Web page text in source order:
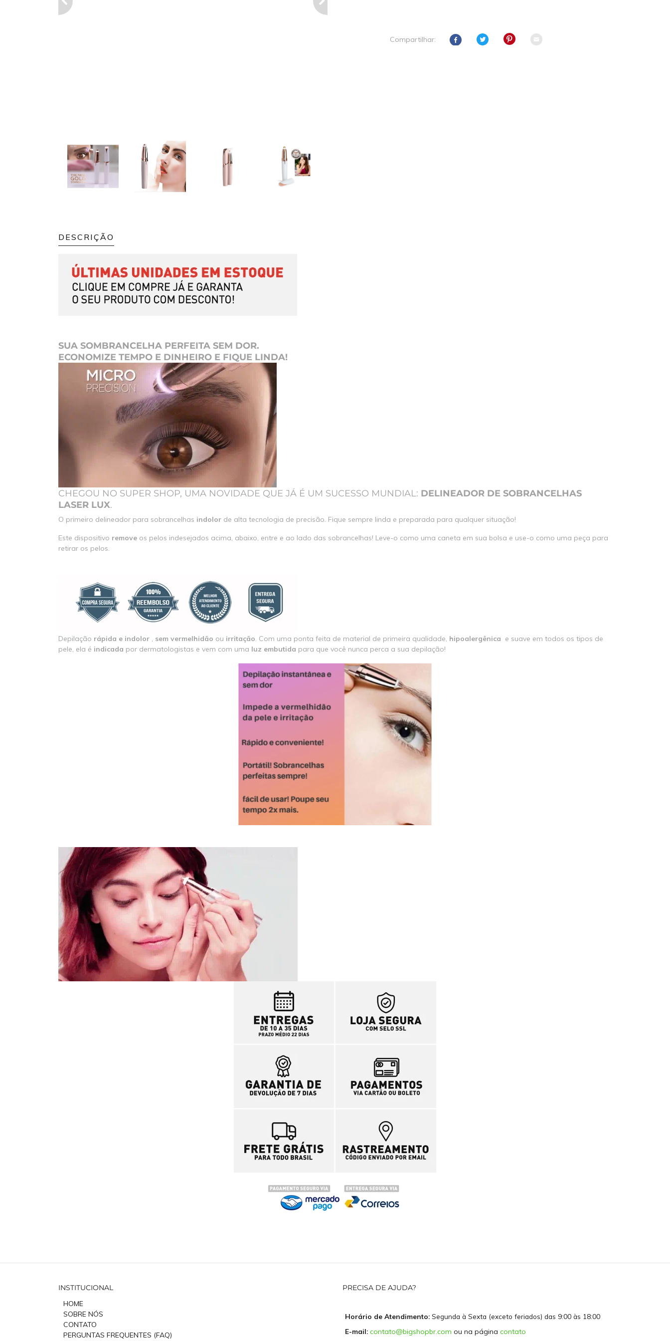
Previous Next
Compartilhar:
DESCRIÇÃO
SUA SOMBRANCELHA PERFEITA SEM DOR.
ECONOMIZE TEMPO E DINHEIRO E FIQUE LINDA!
CHEGOU NO SUPER SHOP, UMA NOVIDADE QUE JÁ É UM SUCESSO MUNDIAL: DELINEADOR DE SOBRANCELHAS
LASER LUX.
O primeiro delineador para sobrancelhas indolor de alta tecnologia de precisão. Fique sempre linda e preparada para qualquer situação!
Este dispositivo remove os pelos indesejados acima, abaixo, entre e ao lado das sobrancelhas! Leve-o como uma caneta em sua bolsa e use-o como uma peça para
retirar os pelos.
Depilação rápida e indolor , sem vermelhidão ou irritação. Com uma ponta feita de material de primeira qualidade, hipoalergênica e suave em todos os tipos de
pele, ela é indicada por dermatologistas e vem com uma luz embutida para que você nunca perca a sua depilação!
INSTITUCIONAL
HOME
SOBRE NÓS
CONTATO
PERGUNTAS FREQUENTES (FAQ)
PRECISA DE AJUDA?
Horário de Atendimento: Segunda à Sexta (exceto feriados) das 9:00 às 18:00
E-mail: contato@bigshopbr.com ou na página contato